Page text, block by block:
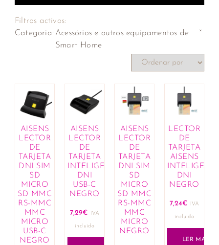
Filtros activos:
Categoria: Acessórios e outros equipamentos de
Smart Home
×
AISENS
LECTOR
DE
TARJETA
DNI SIM
SD
MICRO
SD MMC
RS-MMC
MMC
MICRO
USB-C
NEGRO
AISENS
LECTOR
DE
TARJETA
INTELIGENTE
DNI
USB-C
NEGRO
7,29€ IVA
incluido
AISENS
LECTOR
DE
TARJETA
DNI SIM
SD
MICRO
SD MMC
RS-MMC
MMC
MICRO
NEGRO
LECTOR
DE
TARJETA
AISENS
DNI
NEGRO
7,24€ IVA
incluido
LER MAIS